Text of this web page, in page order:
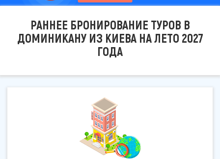
РАННЕЕ БРОНИРОВАНИЕ ТУРОВ В
ДОМИНИКАНУ ИЗ КИЕВА НА ЛЕТО 2027
ГОДА